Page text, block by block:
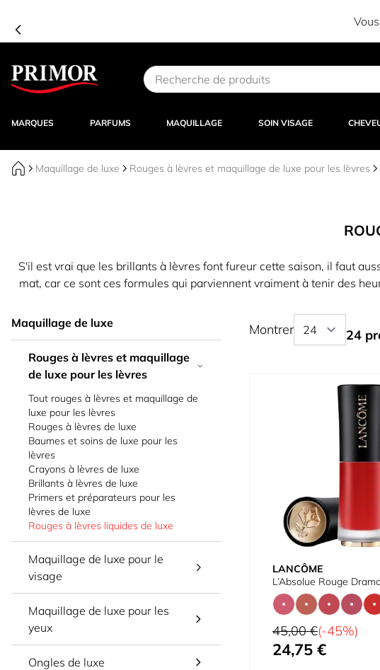
Aller au contenu
MARQUES PARFUMS MAQUILLAGE SOIN VISAGE
Maquillage de luxe Rouges à lèvres et maquillage de luxe pour les lèvres
S'il est vrai que les brillants à lèvres font fureur cette saison, il faut
mat, car ce sont ces formules qui parviennent vraiment à tenir des
Maquillage de luxe
Rouges à lèvres et maquillage
de luxe pour les lèvres
Tout rouges à lèvres et maquillage de
luxe pour les lèvres
Rouges à lèvres de luxe
Baumes et soins de luxe pour les
lèvres
Crayons à lèvres de luxe
Brillants à lèvres de luxe
Primers et préparateurs pour les
lèvres de luxe
Rouges à lèvres liquides de luxe
Maquillage de luxe pour le
visage
Maquillage de luxe pour les
yeux
Ongles de luxe
Montrer 24
LANCÔME
L’Absolue Rouge
Prix normal
45,00 €(-45%)
À partir de
24,75 €